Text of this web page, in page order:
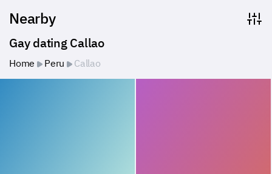
Nearby
Gay dating Callao
Home Peru Callao